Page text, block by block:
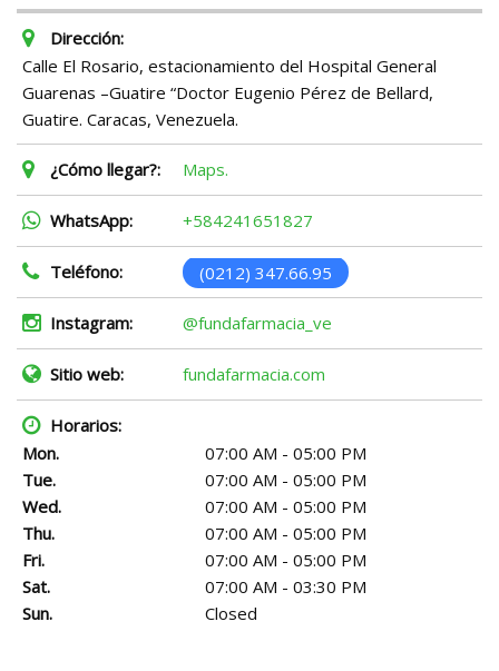
Dirección:
Calle El Rosario, estacionamiento del Hospital General
Guarenas –Guatire “Doctor Eugenio Pérez de Bellard,
Guatire. Caracas, Venezuela.
¿Cómo llegar?: Maps.
WhatsApp: +584241651827
Teléfono: (0212) 347.66.95
Instagram: @fundafarmacia_ve
Sitio web: fundafarmacia.com
Horarios:
Mon.
07:00 AM - 05:00 PM
Tue.
07:00 AM - 05:00 PM
Wed.
07:00 AM - 05:00 PM
Thu.
07:00 AM - 05:00 PM
Fri.
07:00 AM - 05:00 PM
Sat.
07:00 AM - 03:30 PM
Sun.
Closed